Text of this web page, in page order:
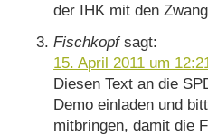
der IHK mit den
Fischkopf sagt:
15. April 2011 um
Diesen Text an die
Demo einladen und
mitbringen, damit die